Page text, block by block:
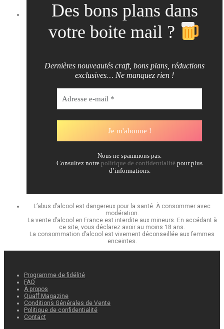
Des bons plans dans
votre boite mail ?
Dernières nouveautés craft, bons plans, réductions
exclusives… Ne manquez rien !
Nous ne spammons pas.
Consultez notre politique de confidentialité pour plus
d’informations.
L’abus d’alcool est dangereux pour la santé. À consommer avec
modération.
La vente d’alcool en France est interdite aux mineurs. En accédant à
ce site, vous déclarez avoir au moins 18 ans.
La consommation d’alcool est vivement déconseillée aux femmes
enceintes.
Programme de fidélité
FAQ
À propos
Quaff Magazine
Conditions Générales de Vente
Politique de confidentialité
Contact